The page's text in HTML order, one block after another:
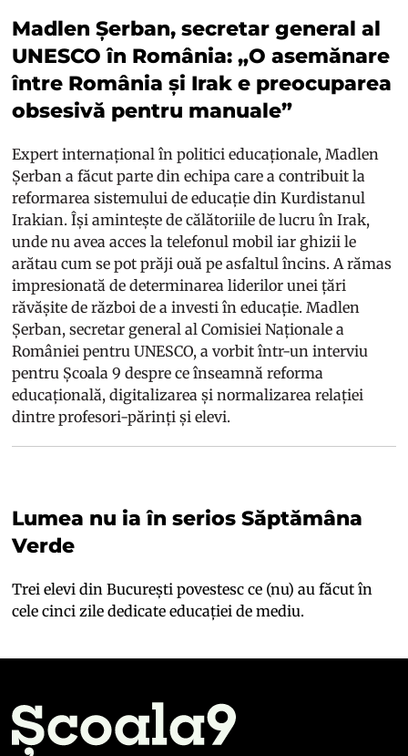
Madlen Șerban, secretar general al
UNESCO în România: „O asemănare
între România și Irak e preocuparea
obsesivă pentru manuale”
Expert internațional în politici educaționale, Madlen
Șerban a făcut parte din echipa care a contribuit la
reformarea sistemului de educație din Kurdistanul
Irakian. Își amintește de călătoriile de lucru în Irak,
unde nu avea acces la telefonul mobil iar ghizii le
arătau cum se pot prăji ouă pe asfaltul încins. A rămas
impresionată de determinarea liderilor unei țări
răvășite de război de a investi în educație. Madlen
Șerban, secretar general al Comisiei Naționale a
României pentru UNESCO, a vorbit într-un interviu
pentru Școala 9 despre ce înseamnă reforma
educațională, digitalizarea și normalizarea relației
dintre profesori-părinți și elevi.
Lumea nu ia în serios Săptămâna
Verde
Trei elevi din București povestesc ce (nu) au făcut în
cele cinci zile dedicate educației de mediu.